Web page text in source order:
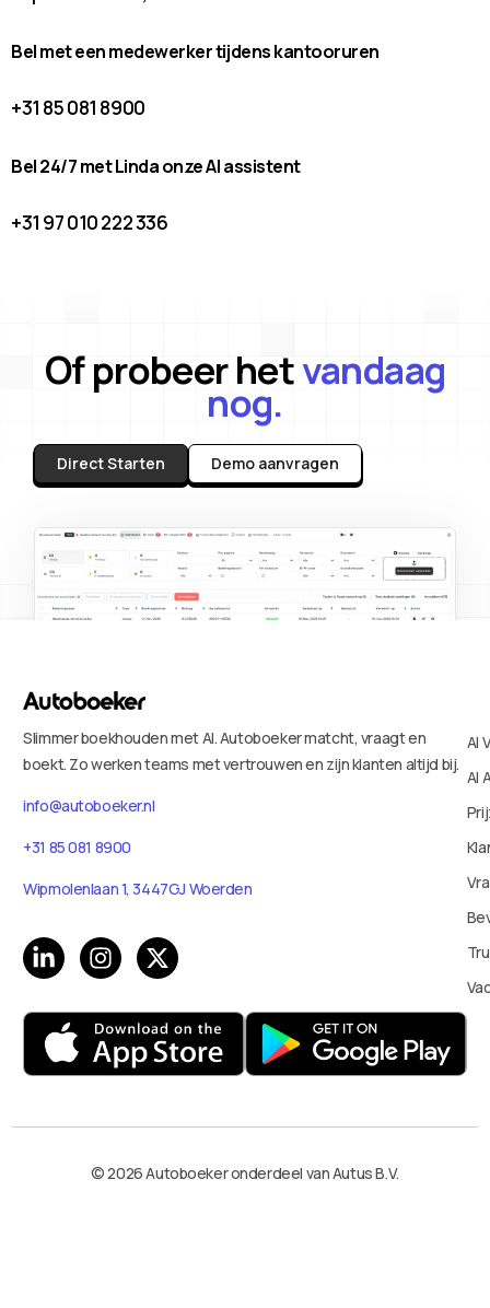
Bel met een medewerker tijdens kantooruren
+31 85 081 8900
Bel 24/7 met Linda onze AI assistent
+31 97 010 222 336
Of probeer hetvandaag
nog.
Direct Starten Demo aanvragen
Slimmer boekhouden met AI. Autoboeker matcht, vraagt en
boekt. Zo werken teams met vertrouwen en zijn klanten altijd bij.
info@autoboeker.nl
+31 85 081 8900
Wipmolenlaan 1, 3447GJ Woerden
AI
AI
© 2026 Autoboeker onderdeel van Autus B.V.